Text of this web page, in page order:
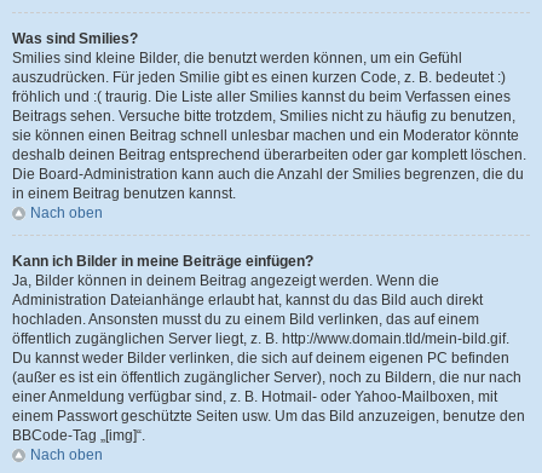
Was sind Smilies?
Smilies sind kleine Bilder, die benutzt werden können, um ein Gefühl
auszudrücken. Für jeden Smilie gibt es einen kurzen Code, z. B. bedeutet :)
fröhlich und :( traurig. Die Liste aller Smilies kannst du beim Verfassen eines
Beitrags sehen. Versuche bitte trotzdem, Smilies nicht zu häufig zu benutzen,
sie können einen Beitrag schnell unlesbar machen und ein Moderator könnte
deshalb deinen Beitrag entsprechend überarbeiten oder gar komplett löschen.
Die Board-Administration kann auch die Anzahl der Smilies begrenzen, die du
in einem Beitrag benutzen kannst.
Nach oben
Kann ich Bilder in meine Beiträge einfügen?
Ja, Bilder können in deinem Beitrag angezeigt werden. Wenn die
Administration Dateianhänge erlaubt hat, kannst du das Bild auch direkt
hochladen. Ansonsten musst du zu einem Bild verlinken, das auf einem
öffentlich zugänglichen Server liegt, z. B. http://www.domain.tld/mein-bild.gif.
Du kannst weder Bilder verlinken, die sich auf deinem eigenen PC befinden
(außer es ist ein öffentlich zugänglicher Server), noch zu Bildern, die nur nach
einer Anmeldung verfügbar sind, z. B. Hotmail- oder Yahoo-Mailboxen, mit
einem Passwort geschützte Seiten usw. Um das Bild anzuzeigen, benutze den
BBCode-Tag „[img]“.
Nach oben